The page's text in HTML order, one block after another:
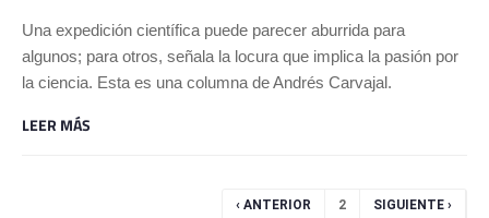
Una expedición científica puede parecer aburrida para
algunos; para otros, señala la locura que implica la pasión por
la ciencia. Esta es una columna de Andrés Carvajal.
LEER MÁS
‹ ANTERIOR 2 SIGUIENTE ›